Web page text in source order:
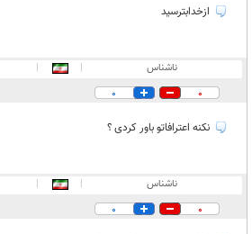
ازخدابترسید
ناشناس |
|
0
0
نکنه اعترافاتو باور کردی ؟
ناشناس |
|
0
0